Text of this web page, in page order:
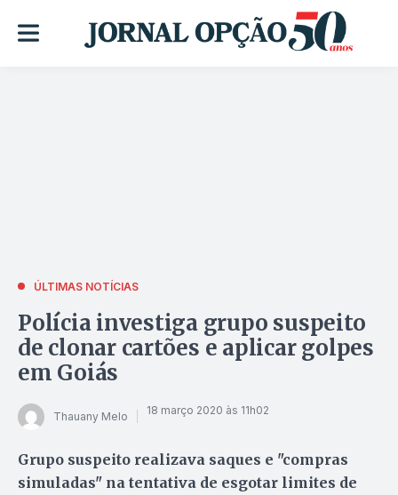
ÚLTIMAS NOTÍCIAS
Polícia investiga grupo suspeito
de clonar cartões e aplicar golpes
em Goiás
Thauany Melo 18 março 2020 às 11h02
Grupo suspeito realizava saques e "compras
simuladas" na tentativa de esgotar limites de